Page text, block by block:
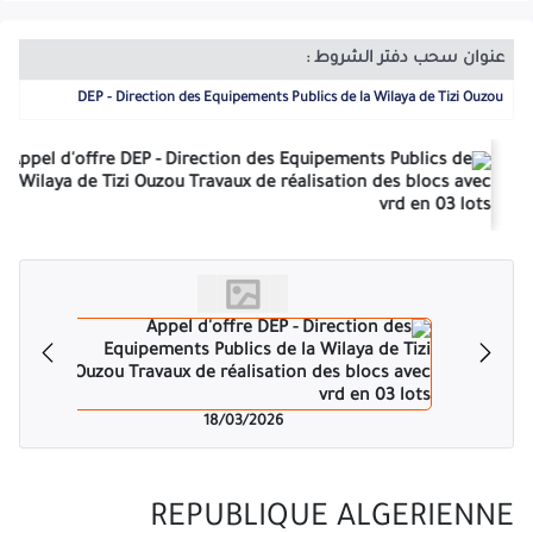
soutènement- mur de clôture) Cet Avis d'Appel d'offre national
ouvert avec exigences de capacités minimales s'adresse aux
entreprises : LOT N° 02 : Ayant un certificat de qualification et de
plus en bâtiment comme activité principale. Ayant déjà réalisé
UN (01) projet de catégorie « B » ou deux (02) projets de
catégorie « A » ou plus (justifie par attestation de bonne
exécution délivrée par les maîtres d'ouvrages publics). Ayant une
dinars. Il s'agit de la moyenne des trois (03) meilleurs chiffres
d'affaire durant les 05 dernières années. (Le chiffre d'affaire sera
justifié par les bilans visés par l'organisme financier en
l'occurrence les impôts). LOT N° 03 : Ayant un certificat de
qualification et de classification professionnelle classé à la
catégorie UN (I) et plus en bâtiment comme activité principale.
Ayant déjà réalisé UN (01) projet de catégorie « A » ou plus
(justifie par attestation de bonne exécution délivrée par les
dernières années. (Le chiffre d'affaire sera justifié par les bilans
عنوان سحب دفتر الشروط :
DEP - Direction des Equipements Publics de la Wilaya de Tizi Ouzou
18/03/2026
REPUBLIQUE ALGERIENNE